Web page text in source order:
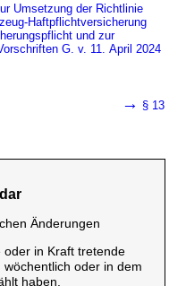
Umsetzung der Richtlinie
Haftpflichtversicherung
und zur
G. v. 11. April 2024
→ § 13
Änderungen
in Kraft tretende
oder in dem
haben.